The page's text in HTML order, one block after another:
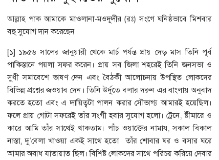
আল্লাহ পাক আমাকে মাওলানা-মওদূদীর (রঃ) সংগে ঘনিষ্ঠভাবে মিশবার
বহু সুযোগ দান করেছেন।
[১] ১৯৫৬ সালের জানুয়ারী থেকে মার্চ পর্যন্ত প্রায় দেড় মাস তিনি পূর্ব
পাকিস্তানে পয়লা সফর করেন। প্রায় সব জিলা শহরেই তিনি জনসভা ও
সুধী সমাবেশে ভাষণ দেন এবং বৈঠকী আলোচনায় উপস্থিত লোকদের
বিভিন্ন প্রশ্নের জওয়াব দেন। তিনি উর্দুতে বলার দরুন এর বাংলায় অনুবাদ
করতে হতো এবং এ দায়িত্বটা পালন করার সৌভাগ্য আমারই হয়েছিল।
ফলে প্রায় গোটা সফরেই তাঁর সংগী হবার সুযোগ হলো। ট্রেনে, ষ্টীমারে ও
কারে আমি তাঁর সাথেই থাকতাম। পাঁচ ওয়াক্তের নামায, সকাল বিকাল
নাস্তা, দু’বেলা খাওয়া একই সাথে হতো। তাঁর শোবার ঘর ও বসার ঘরে
আমার অবাধ যাতায়াত ছিল। বিশিষ্ট লোকদের সাথে পরিচয় করিয়ে দেবার